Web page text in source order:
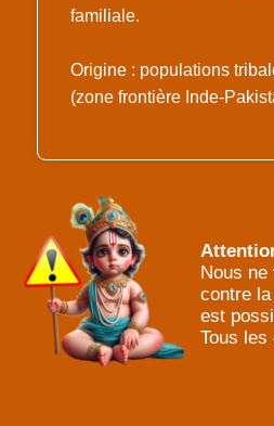
familiale.
Origine : populations
(zone frontière Inde-
Nous
contre
est
Tous les